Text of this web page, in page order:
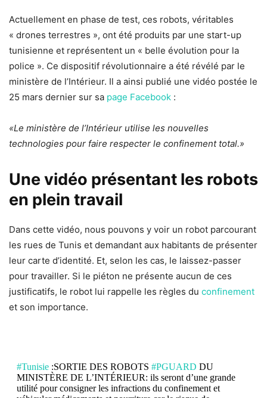
Actuellement en phase de test, ces robots, véritables
« drones terrestres », ont été produits par une start-up
tunisienne et représentent un « belle évolution pour la
police ». Ce dispositif révolutionnaire a été révélé par le
ministère de l’Intérieur. Il a ainsi publié une vidéo postée le
25 mars dernier sur sa page Facebook :
«Le ministère de l’Intérieur utilise les nouvelles
technologies pour faire respecter le confinement total.»
Une vidéo présentant les robots
en plein travail
Dans cette vidéo, nous pouvons y voir un robot parcourant
les rues de Tunis et demandant aux habitants de présenter
leur carte d’identité. Et, selon les cas, le laissez-passer
pour travailler. Si le piéton ne présente aucun de ces
justificatifs, le robot lui rappelle les règles du confinement
et son importance.
#Tunisie:SORTIE DES ROBOTS #PGUARD DU
MINISTÈRE DE L’INTÉRIEUR: ils seront d’une grande
utilité pour consigner les infractions du confinement et